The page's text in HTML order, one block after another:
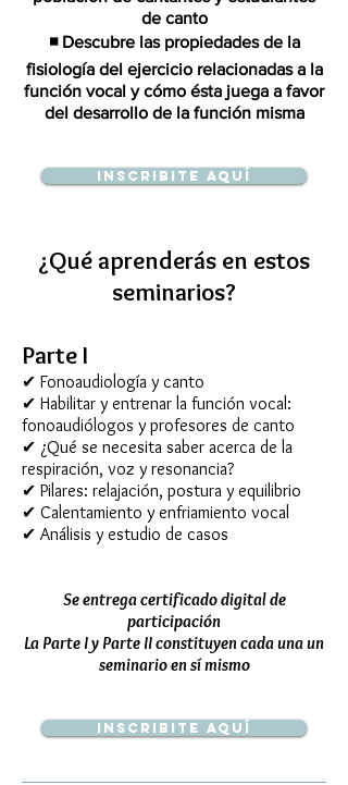
de canto
◾ Descubre las propiedades de la
fisiología del ejercicio relacionadas a la
función vocal y cómo ésta juega a favor
del desarrollo de la función misma
Inscribite aquí
¿Qué aprenderás en estos
seminarios?
Parte I
✔ Fonoaudiología y canto
✔ Habilitar y entrenar la función vocal:
fonoaudiólogos y profesores de canto
✔ ¿Qué se necesita saber acerca de la
respiración, voz y resonancia?
✔ Pilares: relajación, postura y equilibrio
✔ Calentamiento y enfriamiento vocal
✔ Análisis y estudio de casos
Se entrega certificado digital de
participación
La Parte I y Parte II constituyen cada una un
seminario en sí mismo
Inscribite aquí